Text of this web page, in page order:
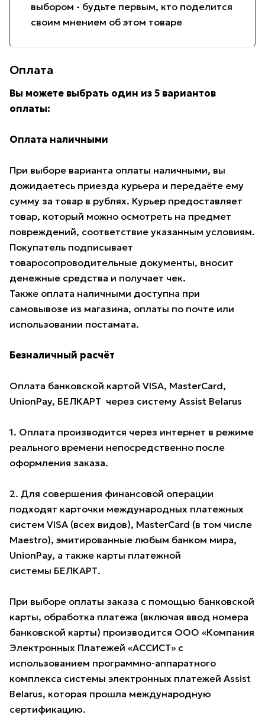
выбором - будьте первым, кто поделится
своим мнением об этом товаре
Оплата
Вы можете выбрать один из 5 вариантов
оплаты:
Оплата наличными
При выборе варианта оплаты наличными, вы
дожидаетесь приезда курьера и передаёте ему
сумму за товар в рублях. Курьер предоставляет
товар, который можно осмотреть на предмет
повреждений, соответствие указанным условиям.
Покупатель подписывает
товаросопроводительные документы, вносит
денежные средства и получает чек.
Также оплата наличными доступна при
самовывозе из магазина, оплаты по почте или
использовании постамата.
Безналичный расчёт
Оплата банковской картой VISA, MasterCard,
UnionPay, БЕЛКАРТ через систему Assist Belarus
1. Оплата производится через интернет в режиме
реального времени непосредственно после
оформления заказа.
2. Для совершения финансовой операции
подходят карточки международных платежных
систем VISA (всех видов), MasterCard (в том числе
Maestro), эмитированные любым банком мира,
UnionPay, а также карты платежной
системы БЕЛКАРТ.
При выборе оплаты заказа с помощью банковской
карты, обработка платежа (включая ввод номера
банковской карты) производится ООО «Компания
Электронных Платежей «АССИСТ» с
использованием программно-аппаратного
комплекса системы электронных платежей Assist
Belarus, которая прошла международную
сертификацию.